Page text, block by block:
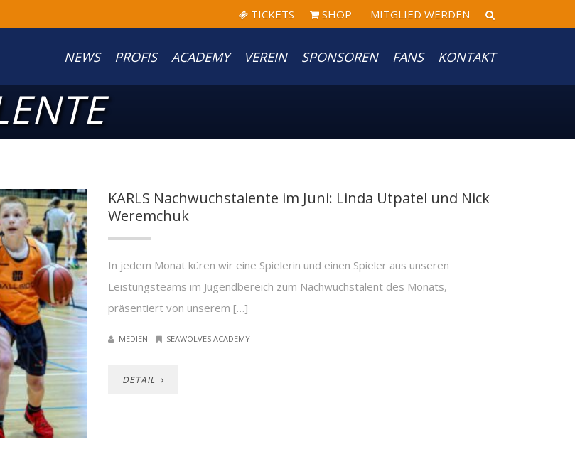
TICKETS SHOP MITGLIED WERDEN
NEWS PROFIS ACADEMY VEREIN SPONSOREN FANS KONTAKT
KARLS Nachwuchstalente im Juni: Linda Utpatel und Nick
Weremchuk
In jedem Monat küren wir eine Spielerin und einen Spieler aus unseren
Leistungsteams im Jugendbereich zum Nachwuchstalent des Monats,
präsentiert von unserem […]
MEDIEN SEAWOLVES ACADEMY
DETAIL